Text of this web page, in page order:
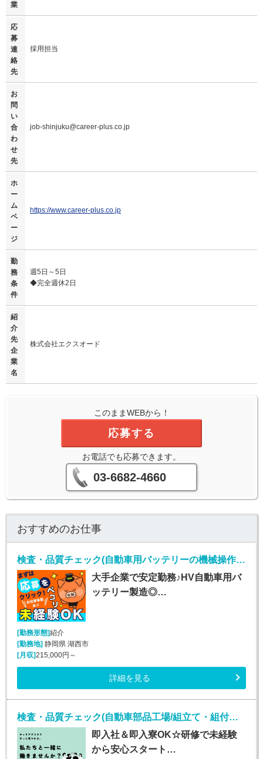
業
応
募
連
絡
先
採用担当
お
問
い
合
わ
せ
先
job-shinjuku@career-plus.co.jp
ホ
ー
ム
ペ
ー
ジ
https://www.career-plus.co.jp
勤
務
条
件
週5日～5日
◆完全週休2日
紹
介
先
企
業
名
株式会社エクスオード
このままWEBから！
応募する
お電話でも応募できます。
03-6682-4660
おすすめのお仕事
検査・品質チェック(自動車用バッテリーの機械操作・検査など/未経験OK)
大手企業で安定勤務♪HV自動車用バ
ッテリー製造◎…
[勤務形態]紹介
[勤務地]静岡県 湖西市
[月収]215,000円～
詳細を見る
検査・品質チェック(自動車部品工場/組立て・組付けなど/20～40代男女活躍中)
即入社＆即入寮OK☆研修で未経験
から安心スタート…